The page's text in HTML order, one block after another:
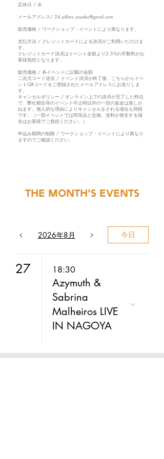
定休日 / 水
メールアドレス/ 24.pillars.yoyaku@gmail.com
販売価格 / ワークショップ・イベントにより異なります。
支払方法 / クレジットカードによる決済がご利用いただけま
す。
クレジットカード決済はイベント金額より2.5%の手数料がお
客様負担となります。
販売価格 / 各イベントに記載の金額
二次元コード送信 / イベント決済が終了後、こちらからイベ
ントQRコードをご登録されたメールアドレスにお送りしま
す。
キャンセルポリシー / オンライン上での決済が完了した時点
で、弊社都合等のイベント中止時以外の一切の返金は致しか
ねます。 個人的な理由によりキャンセルをされる場合も同様
です。（一部イベントでは同等品と交換。送料が発生する場
合はお客様でご負担ください。）
申込み期間の制限 / ワークショップ・イベントにより異なり
ますのでご確認ください。
The Month's Events
2026年8月 今日
27 18:30
Azymuth &
Sabrina
Malheiros LIVE
IN NAGOYA